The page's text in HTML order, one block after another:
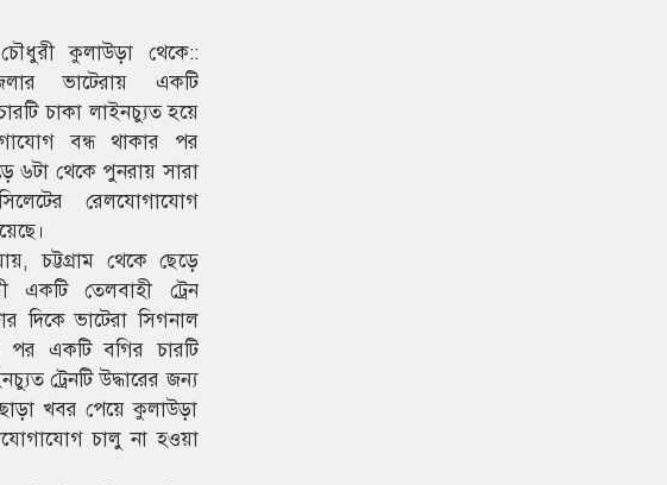
কুলাউড়া থেকে::
ভাটেরায় একটি
চাকা লাইনচ্যুত হয়ে
বন্ধ থাকার পর
৬টা থেকে পুনরায় সারা
রেলযোগাযোগ
চট্টগ্রাম থেকে ছেড়ে
একটি তেলবাহী ট্রেন
দিকে ভাটেরা সিগনাল
একটি বগির চারটি
ট্রেনটি উদ্ধারের জন্য
খবর পেয়ে কুলাউড়া
চালু না হওয়া